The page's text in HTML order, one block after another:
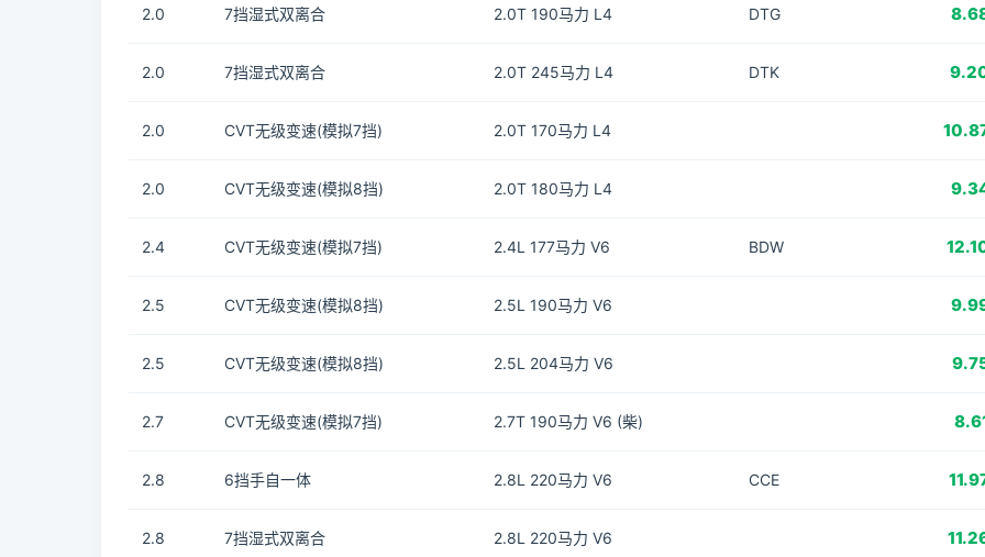
2.0 7挡湿式双离合 2.0T 190马力 L4 DTG
2.0 7挡湿式双离合 2.0T 245马力 L4 DTK
2.0 CVT无级变速(模拟7挡) 2.0T 170马力 L4
2.0 CVT无级变速(模拟8挡) 2.0T 180马力 L4
2.4 CVT无级变速(模拟7挡) 2.4L 177马力 V6 BDW
2.5 CVT无级变速(模拟8挡) 2.5L 190马力 V6
2.5 CVT无级变速(模拟8挡) 2.5L 204马力 V6
2.7 CVT无级变速(模拟7挡) 2.7T 190马力 V6 (柴)
2.8 6挡手自一体 2.8L 220马力 V6 CCE
2.8 7挡湿式双离合 2.8L 220马力 V6